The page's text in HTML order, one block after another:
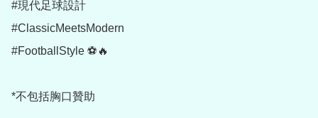
#現代足球設計
#ClassicMeetsModern
#FootballStyle ⚽🔥
*不包括胸口贊助